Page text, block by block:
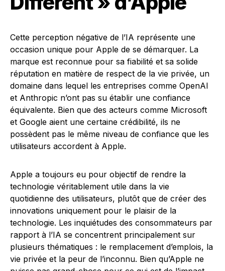
Cette perception négative de l’IA représente une
occasion unique pour Apple de se démarquer. La
marque est reconnue pour sa fiabilité et sa solide
réputation en matière de respect de la vie privée, un
domaine dans lequel les entreprises comme OpenAI
et Anthropic n’ont pas su établir une confiance
équivalente. Bien que des acteurs comme Microsoft
et Google aient une certaine crédibilité, ils ne
possèdent pas le même niveau de confiance que les
utilisateurs accordent à Apple.
Apple a toujours eu pour objectif de rendre la
technologie véritablement utile dans la vie
quotidienne des utilisateurs, plutôt que de créer des
innovations uniquement pour le plaisir de la
technologie. Les inquiétudes des consommateurs par
rapport à l’IA se concentrent principalement sur
plusieurs thématiques : le remplacement d’emplois, la
vie privée et la peur de l’inconnu. Bien qu’Apple ne